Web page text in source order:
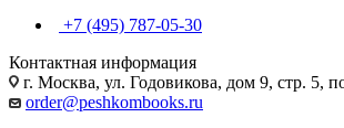
+7 (495) 787-05-30
Контактная информация
г. Москва, ул. Годовикова, дом 9, стр. 5,
order@peshkombooks.ru